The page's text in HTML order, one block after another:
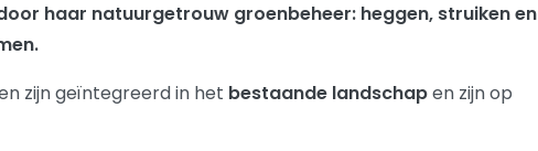
haar natuurgetrouw groenbeheer: heggen, struiken en
zijn geïntegreerd in het bestaande landschapen zijn op